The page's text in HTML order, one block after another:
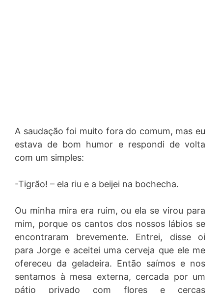
A saudação foi muito fora do comum, mas eu
estava de bom humor e respondi de volta
com um simples:
-Tigrão! – ela riu e a beijei na bochecha.
Ou minha mira era ruim, ou ela se virou para
mim, porque os cantos dos nossos lábios se
encontraram brevemente. Entrei, disse oi
para Jorge e aceitei uma cerveja que ele me
ofereceu da geladeira. Então saímos e nos
sentamos à mesa externa, cercada por um
pátio privado com flores e cercas